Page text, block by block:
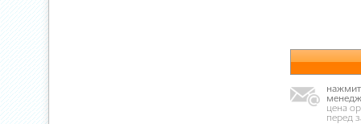
цена
перед